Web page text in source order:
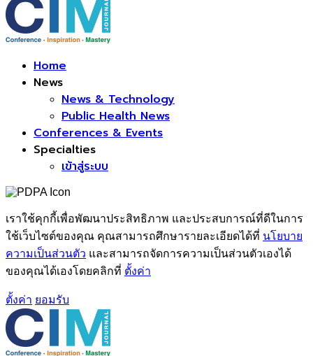
Home
News
News & Technology
Public Health News
Conferences & Events
Specialties
เข้าสู่ระบบ
เราใช้คุกกี้เพื่อพัฒนาประสิทธิภาพ และประสบการณ์ที่ดีในการ
ใช้เว็บไซต์ของคุณ คุณสามารถศึกษารายละเอียดได้ที่ นโยบาย
ความเป็นส่วนตัว และสามารถจัดการความเป็นส่วนตัวเองได้
ของคุณได้เองโดยคลิกที่ ตั้งค่า
ตั้งค่า ยอมรับ